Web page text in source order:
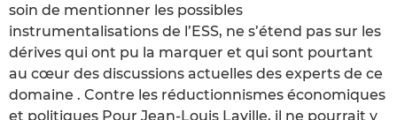
soin de mentionner les possibles
instrumentalisations de l’ESS, ne s’étend pas sur les
dérives qui ont pu la marquer et qui sont pourtant
au cœur des discussions actuelles des experts de ce
domaine . Contre les réductionnismes économiques
et politiques Pour Jean-Louis Laville, il ne pourrait y